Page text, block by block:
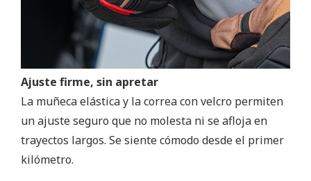
Ajuste firme, sin apretar
La muñeca elástica y la correa con velcro permiten
un ajuste seguro que no molesta ni se afloja en
trayectos largos. Se siente cómodo desde el primer
kilómetro.